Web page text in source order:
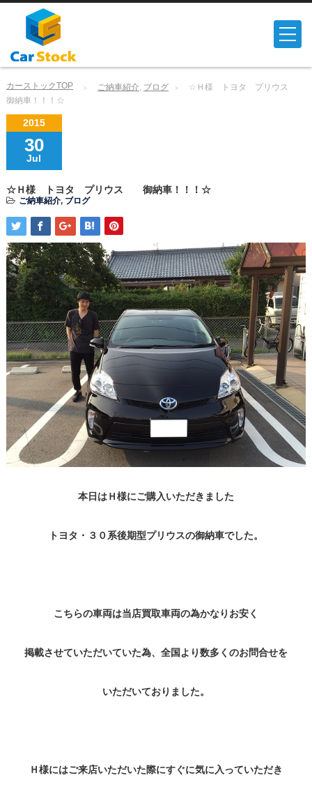
カーストックTOP ご納車紹介 ブログ
☆Ｈ様 トヨタ プリウス
御納車！！！☆
2015
30
Jul
☆Ｈ様 トヨタ プリウス 御納車！！！☆
ご納車紹介, ブログ
本日はＨ様にご購入いただきました
トヨタ・３０系後期型プリウスの御納車でした。
こちらの車両は当店買取車両の為かなりお安く
掲載させていただいていた為、全国より数多くのお問合せを
いただいておりました。
Ｈ様にはご来店いただいた際にすぐに気に入っていただき